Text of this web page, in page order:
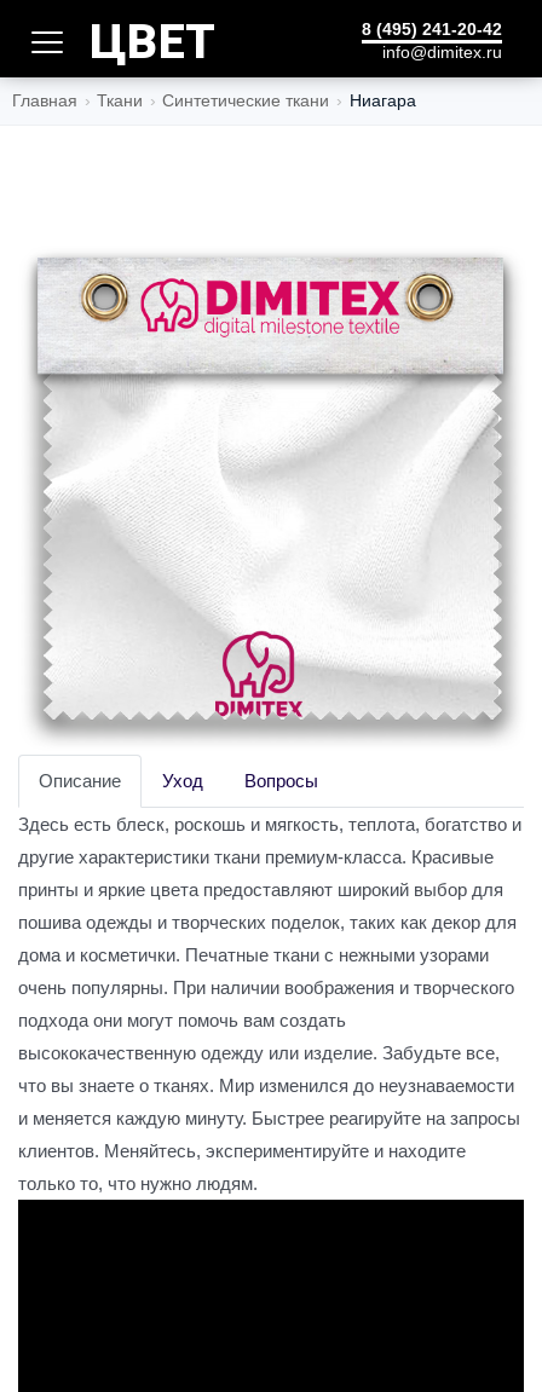
ЦВЕТ
8 (495) 241-20-42
info@dimitex.ru
Главная Ткани Синтетические ткани Ниагара
Описание Уход Вопросы
Здесь есть блеск, роскошь и мягкость, теплота, богатство и
другие характеристики ткани премиум-класса. Красивые
принты и яркие цвета предоставляют широкий выбор для
пошива одежды и творческих поделок, таких как декор для
дома и косметички. Печатные ткани с нежными узорами
очень популярны. При наличии воображения и творческого
подхода они могут помочь вам создать
высококачественную одежду или изделие. Забудьте все,
что вы знаете о тканях. Мир изменился до неузнаваемости
и меняется каждую минуту. Быстрее реагируйте на запросы
клиентов. Меняйтесь, экспериментируйте и находите
только то, что нужно людям.